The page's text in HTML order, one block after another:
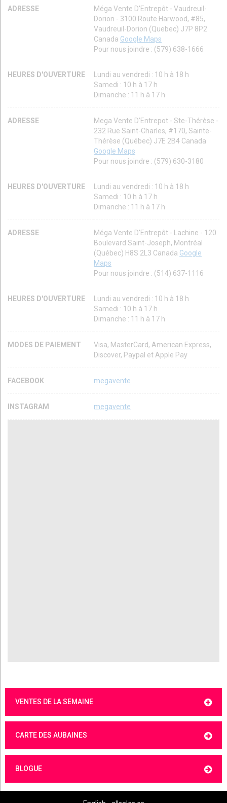
ADRESSE
Méga Vente D'Entrepôt - Vaudreuil-
Dorion - 3100 Route Harwood, #85,
Vaudreuil-Dorion (Quebec) J7P 8P2
Canada Google Maps
Pour nous joindre : (579) 638-1666
HEURES D'OUVERTURE
Lundi au vendredi : 10 h à 18 h
Samedi : 10 h à 17 h
Dimanche : 11 h à 17 h
ADRESSE
Mega Vente D’Entrepot - Ste-Thérèse -
232 Rue Saint-Charles, #170, Sainte-
Thérèse (Québec) J7E 2B4 Canada
Google Maps
Pour nous joindre : (579) 630-3180
HEURES D'OUVERTURE
Lundi au vendredi : 10 h à 18 h
Samedi : 10 h à 17 h
Dimanche : 11 h à 17 h
ADRESSE
Méga Vente D'Entrepôt - Lachine - 120
Boulevard Saint-Joseph, Montréal
(Québec) H8S 2L3 Canada Google
Maps
Pour nous joindre : (514) 637-1116
HEURES D'OUVERTURE
Lundi au vendredi : 10 h à 18 h
Samedi : 10 h à 17 h
Dimanche : 11 h à 17 h
MODES DE PAIEMENT
Visa, MasterCard, American Express,
Discover, Paypal et Apple Pay
FACEBOOK megavente
INSTAGRAM megavente
VENTES DE LA SEMAINE
CARTE DES AUBAINES
BLOGUE